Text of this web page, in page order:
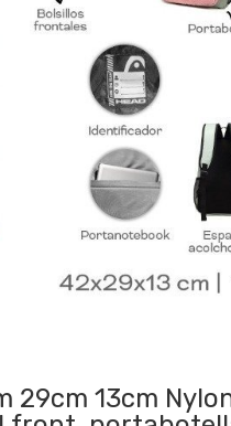
29cm 13cm